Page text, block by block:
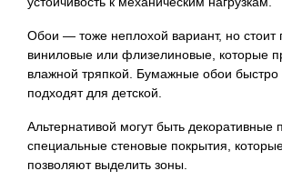
Обои — тоже неплохой вариант, но стоит
виниловые или флизелиновые, которые
влажной тряпкой. Бумажные обои быстро
подходят для детской.
Альтернативой могут быть декоративные
специальные стеновые покрытия,
позволяют выделить зоны.